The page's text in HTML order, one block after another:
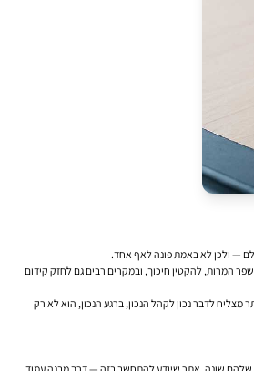
— ולכן לא באמת פונה לאף אחד.
המרות, להקטין חיכוך, ובמקרים רבים גם לחזק קידום
מצליח לדבר נכון לקהל הנכון, ברגע הנכון, הוא לא רק